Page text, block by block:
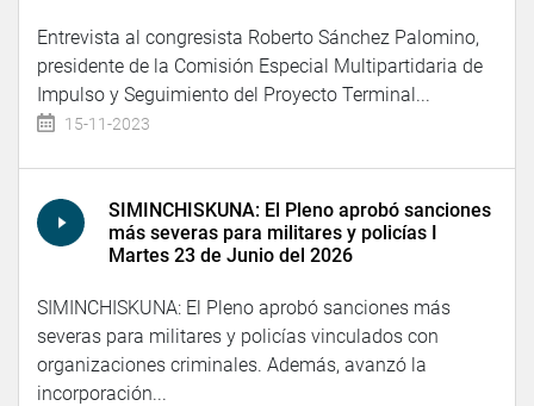
Entrevista al congresista Roberto Sánchez Palomino,
presidente de la Comisión Especial Multipartidaria de
Impulso y Seguimiento del Proyecto Terminal...
15-11-2023
SIMINCHISKUNA: El Pleno aprobó sanciones
más severas para militares y policías I
Martes 23 de Junio del 2026
SIMINCHISKUNA: El Pleno aprobó sanciones más
severas para militares y policías vinculados con
organizaciones criminales. Además, avanzó la
incorporación...